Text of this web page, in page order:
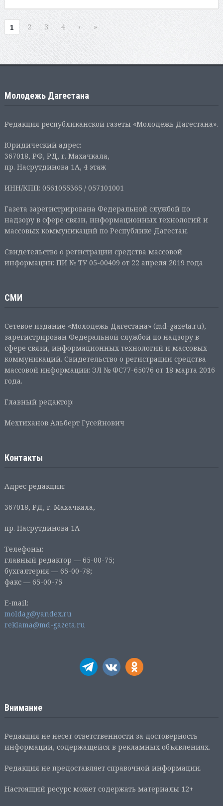
1 2 3 4 › »
Молодежь Дагестана
Редакция республиканской газеты «Молодежь Дагестана».
Юридический адрес:
367018, РФ, РД, г. Махачкала,
пр. Насрутдинова 1А, 4 этаж
ИНН/КПП: 0561055365 / 057101001
Газета зарегистрирована Федеральной службой по
надзору в сфере связи, информационных технологий и
массовых коммуникаций по Республике Дагестан.
Свидетельство о регистрации средства массовой
информации: ПИ № ТУ 05-00409 от 22 апреля 2019 года
СМИ
Сетевое издание «Молодежь Дагестана» (md-gazeta.ru),
зарегистрирован Федеральной службой по надзору в
сфере связи, информационных технологий и массовых
коммуникаций. Свидетельство о регистрации средства
массовой информации: ЭЛ № ФС77-65076 от 18 марта 2016
года.
Главный редактор:
Мехтиханов Альберт Гусейнович
Контакты
Адрес редакции:
367018, РД, г. Махачкала,
пр. Насрутдинова 1А
Телефоны:
главный редактор — 65-00-75;
бухгалтерия — 65-00-78;
факс — 65-00-75
E-mail:
moldag@yandex.ru
reklama@md-gazeta.ru
Внимание
Редакция не несет ответственности за достоверность
информации, содержащейся в рекламных объявлениях.
Редакция не предоставляет справочной информации.
Настоящий ресурс может содержать материалы 12+